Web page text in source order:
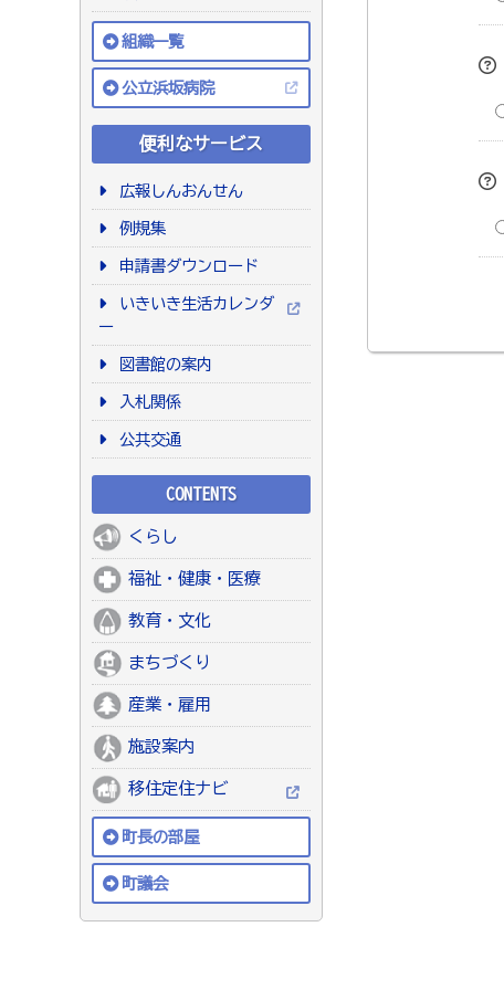
組織一覧
公立浜坂病院
便利なサービス
広報しんおんせん
例規集
申請書ダウンロード
いきいき生活カレンダ
ー
図書館の案内
入札関係
公共交通
CONTENTS
くらし
福祉・健康・医療
教育・文化
まちづくり
産業・雇用
施設案内
移住定住ナビ
町長の部屋
町議会